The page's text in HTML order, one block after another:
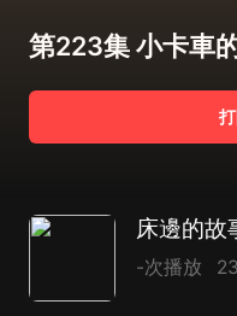
第223集 小卡車
-次播放